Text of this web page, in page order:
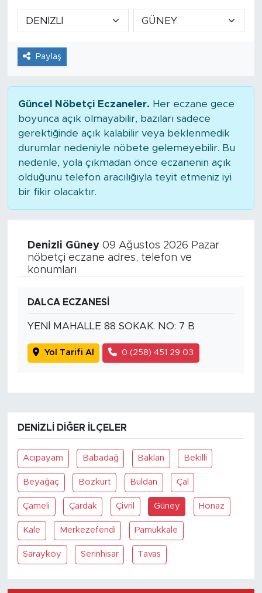
Paylaş
Güncel Nöbetçi Eczaneler. Her eczane gece
boyunca açık olmayabilir, bazıları sadece
gerektiğinde açık kalabilir veya beklenmedik
durumlar nedeniyle nöbete gelemeyebilir. Bu
nedenle, yola çıkmadan önce eczanenin açık
olduğunu telefon aracılığıyla teyit etmeniz iyi
bir fikir olacaktır.
Denizli Güney09 Ağustos 2026 Pazar
nöbetçi eczane adres, telefon ve
konumları
DALCA ECZANESİ
YENİ MAHALLE 88 SOKAK. NO: 7 B
Yol Tarifi Al 0 (258) 451 29 03
DENIZLI DIĞER İLÇELER
Acıpayam Babadağ Baklan Bekilli
Beyağaç Bozkurt Buldan Çal
Çameli Çardak Çivril Güney Honaz
Kale Merkezefendi Pamukkale
Sarayköy Serinhisar Tavas